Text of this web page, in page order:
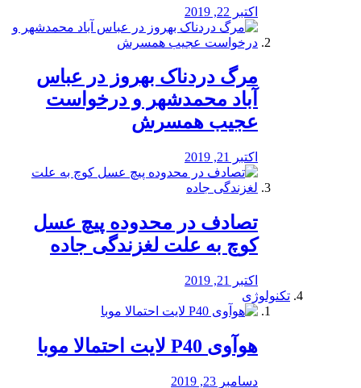
اکتبر 22, 2019
مرگ دردناک بهروز در عباس
آباد محمدشهر و درخواست
عجیب همسرش
اکتبر 21, 2019
تصادف در محدوده پیچ عسل
کوچ به علت لغزندگی جاده
اکتبر 21, 2019
تکنولوژی
هوآوی P40 لایت احتمالا موبا
دسامبر 23, 2019